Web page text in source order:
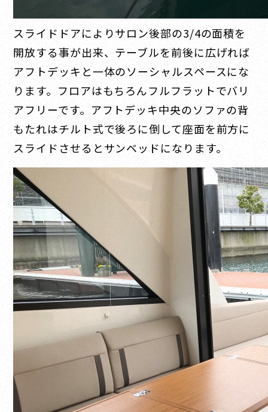
スライドドアによりサロン後部の3/4の面積を
開放する事が出来、テーブルを前後に広げれば
アフトデッキと一体のソーシャルスペースにな
ります。フロアはもちろんフルフラットでバリ
アフリーです。アフトデッキ中央のソファの背
もたれはチルト式で後ろに倒して座面を前方に
スライドさせるとサンベッドになります。